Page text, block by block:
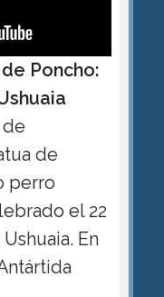
Poncho:
de
perro
el 22
En